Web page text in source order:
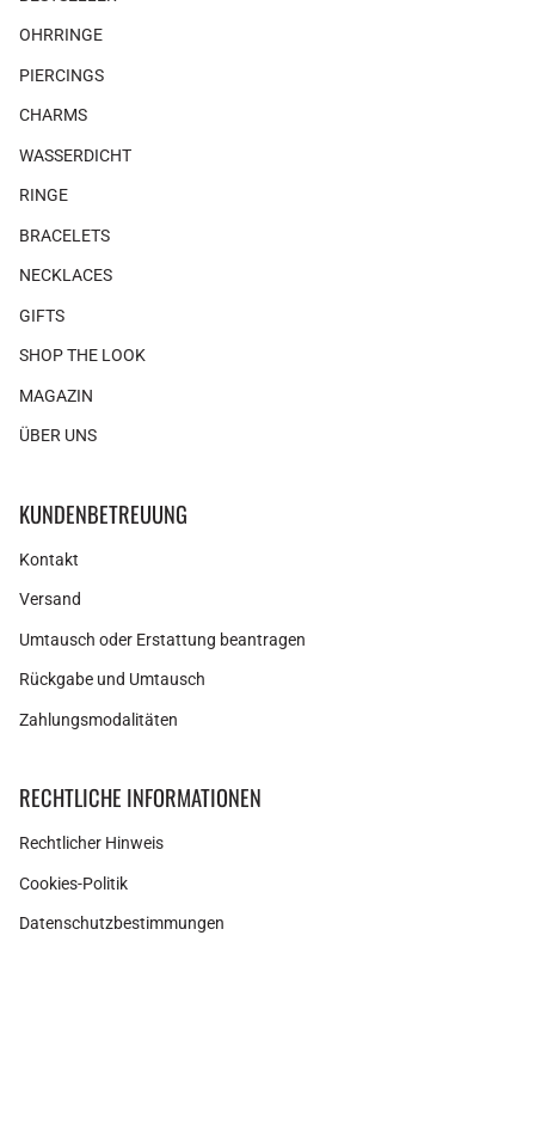
OHRRINGE
PIERCINGS
CHARMS
WASSERDICHT
RINGE
BRACELETS
NECKLACES
GIFTS
SHOP THE LOOK
MAGAZIN
ÜBER UNS
KUNDENBETREUUNG
Kontakt
Versand
Umtausch oder Erstattung beantragen
Rückgabe und Umtausch
Zahlungsmodalitäten
RECHTLICHE INFORMATIONEN
Rechtlicher Hinweis
Cookies-Politik
Datenschutzbestimmungen